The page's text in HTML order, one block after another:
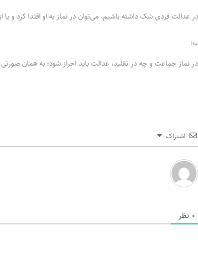
عدالت فردی شک داشته باشیم، می‌توان در نماز به او اقتدا کرد و یا
نماز جماعت و چه در تقلید، عدالت باید احراز شود؛ به همان
اشتراک
0 نظر